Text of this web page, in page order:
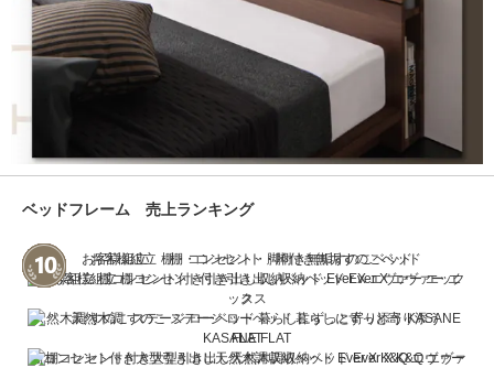
ベッドフレーム 売上ランキング
お客様組立 棚・コンセント・脚付き無垢すのこベッド
お客様組立 棚コンセント付き引き出し収納ベッド Ever X エヴァー エック
ス
天然木調 すのこ ステージ ローベッド 暮らしにずっと寄り添う KASANE
FLAT
棚コンセント付き大型引き出し天然木調収納ベッド Ever X K&Q エヴァー